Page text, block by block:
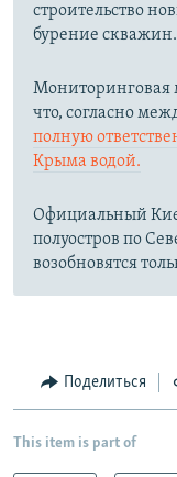
строительство
бурение скважин.
Мониторинговая
что, согласно
полную
Крыма водой.
Официальный
полуостров по
возобновятся
Поделиться
This item is part of